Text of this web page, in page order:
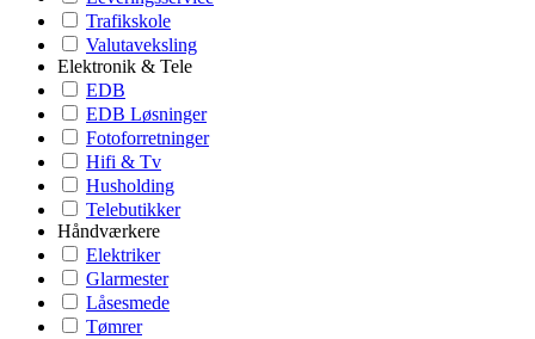
Trafikskole
Valutaveksling
Elektronik & Tele
EDB
EDB Løsninger
Fotoforretninger
Hifi & Tv
Husholding
Telebutikker
Håndværkere
Elektriker
Glarmester
Låsesmede
Tømrer